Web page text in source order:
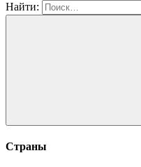
Найти:
Страны